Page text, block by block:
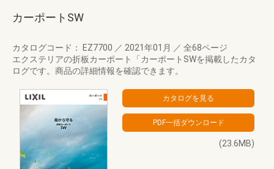
カーポートSW
カタログコード： EZ7700 ／ 2021年01月 ／ 全68ページ
エクステリアの折板カーポート「カーポートSWを掲載したカタ
ログです。商品の詳細情報を確認できます。
(23.6MB)